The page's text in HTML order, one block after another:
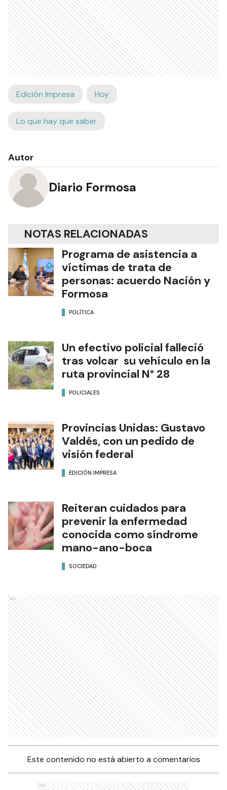
Edición Impresa Hoy
Lo que hay que saber
Autor
Diario Formosa
NOTAS RELACIONADAS
Programa de asistencia a
víctimas de trata de
personas: acuerdo Nación y
Formosa
POLÍTICA
Un efectivo policial falleció
tras volcar su vehículo en la
ruta provincial N° 28
POLICIALES
Provincias Unidas: Gustavo
Valdés, con un pedido de
visión federal
EDICIÓN IMPRESA
Reiteran cuidados para
prevenir la enfermedad
conocida como síndrome
mano-ano-boca
SOCIEDAD
Ads
Este contenido no está abierto a comentarios
Ads